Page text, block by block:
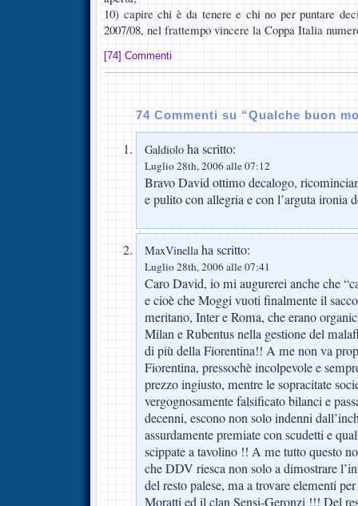
10) capire chi è da tenere e chi no per puntare
2007/08, nel frattempo vincere la Coppa Italia
[74] Commenti
74 Commenti su “Qualche buon
Galdiolo ha scritto:
Luglio 28th, 2006 alle 07:12
Bravo David ottimo decalogo,
e pulito con allegria e con l’arguta ironia
MaxVinellaha scritto:
Luglio 28th, 2006 alle 07:41
Caro David, io mi augurerei anche che
e cioè che Moggi vuoti finalmente il
meritano, Inter e Roma, che erano
Milan e Rubentus nella gestione del
di più della Fiorentina!! A me non va
Fiorentina, pressochè incolpevole e
prezzo ingiusto, mentre le sopracitate
vergognosamente falsificato bilanci e
decenni, escono non solo indenni
assurdamente premiate con scudetti e
scippate a tavolino !! A me tutto questo
che DDV riesca non solo a dimostrare
del resto palese, ma a trovare elementi
Moratti ed il clan Sensi-Geronzi !!! Del